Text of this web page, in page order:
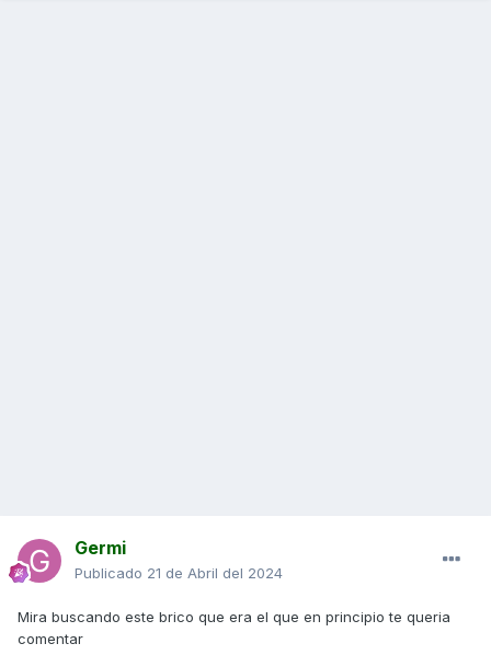
Germi
Publicado 21 de Abril del 2024
Mira buscando este brico que era el que en principio te queria
comentar